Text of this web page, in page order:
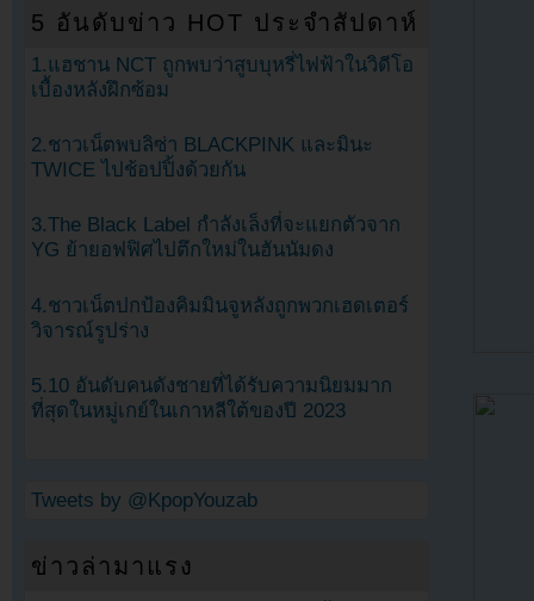
5 อันดับข่าว HOT ประจำสัปดาห์
1.แฮชาน NCT ถูกพบว่าสูบบุหรี่ไฟฟ้าในวิดีโอ
เบื้องหลังฝึกซ้อม
2.ชาวเน็ตพบลิซ่า BLACKPINK และมินะ
TWICE ไปช้อปปิ้งด้วยกัน
3.The Black Label กำลังเล็งที่จะแยกตัวจาก
YG ย้ายอฟฟิศไปตึกใหม่ในฮันนัมดง
4.ชาวเน็ตปกป้องคิมมินจูหลังถูกพวกเฮดเตอร์
วิจารณ์รูปร่าง
5.10 อันดับคนดังชายที่ได้รับความนิยมมาก
ที่สุดในหมู่เกย์ในเกาหลีใต้ของปี 2023
Tweets by @KpopYouzab
ข่าวล่ามาแรง